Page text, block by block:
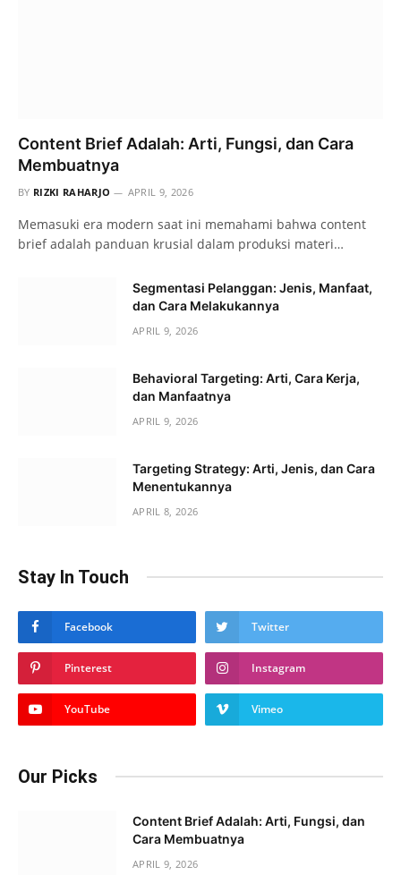
Content Brief Adalah: Arti, Fungsi, dan Cara
Membuatnya
BY RIZKI RAHARJO APRIL 9, 2026
Memasuki era modern saat ini memahami bahwa content
brief adalah panduan krusial dalam produksi materi…
Segmentasi Pelanggan: Jenis, Manfaat,
dan Cara Melakukannya
APRIL 9, 2026
Behavioral Targeting: Arti, Cara Kerja,
dan Manfaatnya
APRIL 9, 2026
Targeting Strategy: Arti, Jenis, dan Cara
Menentukannya
APRIL 8, 2026
Stay In Touch
Facebook Twitter
Pinterest Instagram
YouTube Vimeo
Our Picks
Content Brief Adalah: Arti, Fungsi, dan
Cara Membuatnya
APRIL 9, 2026